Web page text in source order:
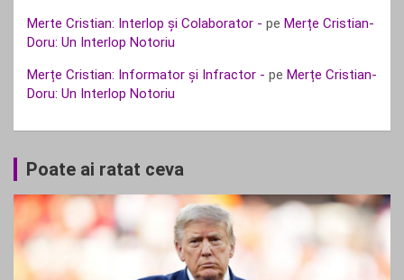
Merte Cristian: Interlop și Colaborator - pe Merțe Cristian-
Doru: Un Interlop Notoriu
Merțe Cristian: Informator și Infractor - pe Merțe Cristian-
Doru: Un Interlop Notoriu
Poate ai ratat ceva